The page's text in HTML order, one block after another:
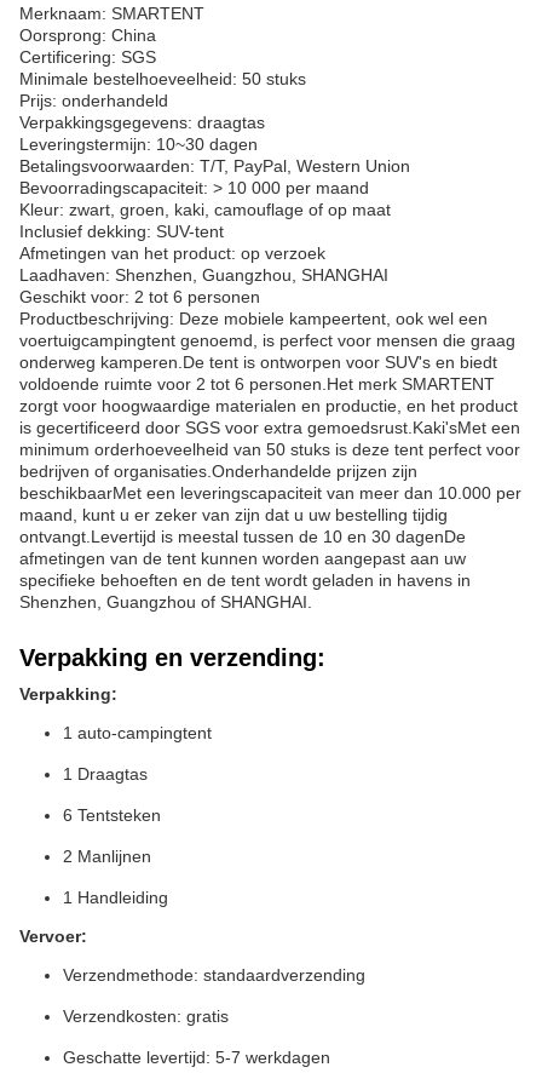
Merknaam: SMARTENT
Oorsprong: China
Certificering: SGS
Minimale bestelhoeveelheid: 50 stuks
Prijs: onderhandeld
Verpakkingsgegevens: draagtas
Leveringstermijn: 10~30 dagen
Betalingsvoorwaarden: T/T, PayPal, Western Union
Bevoorradingscapaciteit: > 10 000 per maand
Kleur: zwart, groen, kaki, camouflage of op maat
Inclusief dekking: SUV-tent
Afmetingen van het product: op verzoek
Laadhaven: Shenzhen, Guangzhou, SHANGHAI
Geschikt voor: 2 tot 6 personen
Productbeschrijving: Deze mobiele kampeertent, ook wel een
voertuigcampingtent genoemd, is perfect voor mensen die graag
onderweg kamperen.De tent is ontworpen voor SUV's en biedt
voldoende ruimte voor 2 tot 6 personen.Het merk SMARTENT
zorgt voor hoogwaardige materialen en productie, en het product
is gecertificeerd door SGS voor extra gemoedsrust.Kaki'sMet een
minimum orderhoeveelheid van 50 stuks is deze tent perfect voor
bedrijven of organisaties.Onderhandelde prijzen zijn
beschikbaarMet een leveringscapaciteit van meer dan 10.000 per
maand, kunt u er zeker van zijn dat u uw bestelling tijdig
ontvangt.Levertijd is meestal tussen de 10 en 30 dagenDe
afmetingen van de tent kunnen worden aangepast aan uw
specifieke behoeften en de tent wordt geladen in havens in
Shenzhen, Guangzhou of SHANGHAI.
Verpakking en verzending:
Verpakking:
1 auto-campingtent
1 Draagtas
6 Tentsteken
2 Manlijnen
1 Handleiding
Vervoer:
Verzendmethode: standaardverzending
Verzendkosten: gratis
Geschatte levertijd: 5-7 werkdagen